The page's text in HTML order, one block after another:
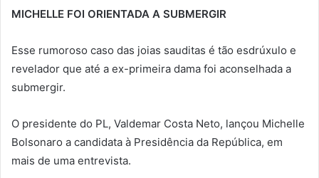
MICHELLE FOI ORIENTADA A SUBMERGIR
Esse rumoroso caso das joias sauditas é tão esdrúxulo e
revelador que até a ex-primeira dama foi aconselhada a
submergir.
O presidente do PL, Valdemar Costa Neto, lançou Michelle
Bolsonaro a candidata à Presidência da República, em
mais de uma entrevista.